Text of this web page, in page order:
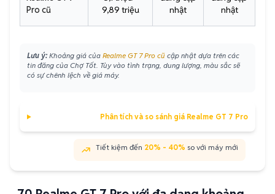
Pro cũ
9,89 triệu
nhật
nhật
Lưu ý: Khoảng giá của Realme GT 7 Pro cũ cập nhật dựa trên các
tin đăng của Chợ Tốt. Tùy vào tình trạng, dung lượng, màu sắc sẽ
có sự chênh lệch về giá máy.
Phân tích và so sánh giá Realme GT 7 Pro
Tiết kiệm đến 20% - 40% so với máy mới